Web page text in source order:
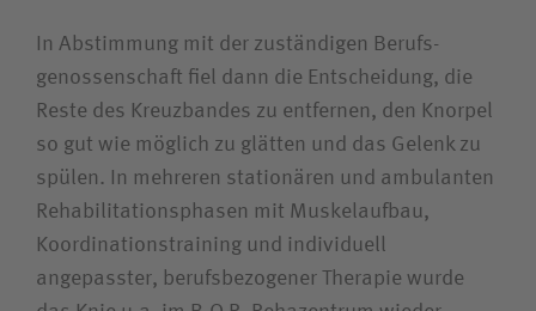
In Abstimmung mit der zuständigen Berufs­
genossenschaft fiel dann die Entscheidung, die
Reste des Kreuz­bandes zu entfernen, den Knorpel
so gut wie möglich zu glätten und das Gelenk zu
spülen. In mehreren stationären und ambulanten
Rehabilitations­phasen mit Muskelaufbau,
Koordinations­training und individuell
angepasster, berufsbezogener Therapie wurde